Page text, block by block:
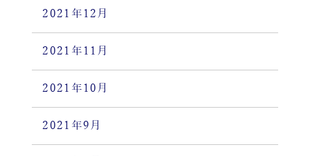
2021年12月
2021年11月
2021年10月
2021年9月